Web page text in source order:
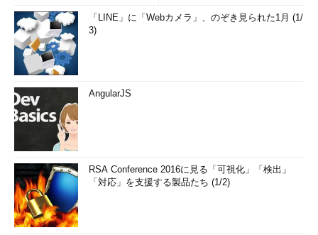
「LINE」に「Webカメラ」、のぞき見られた1月 (1/
3)
AngularJS
RSA Conference 2016に見る「可視化」「検出」
「対応」を支援する製品たち (1/2)